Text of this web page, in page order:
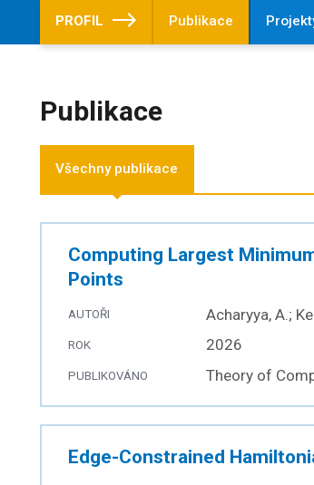
PROFIL Publikace
Publikace
Všechny publikace
Computing Largest
Points
AUTOŘI Acharyya, A.;
ROK 2026
PUBLIKOVÁNO Theory of
Edge-Constrained